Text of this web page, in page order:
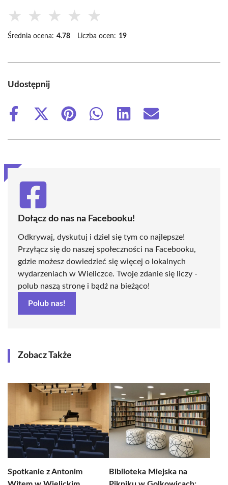
★ ★ ★ ★ ★
Średnia ocena: 4.78 Liczba ocen: 19
Udostępnij
Share
Share
(Twitter)
Share
Share
Share
Share
Dołącz do nas na Facebooku!
Odkrywaj, dyskutuj i dziel się tym co najlepsze!
Przyłącz się do naszej społeczności na Facebooku,
gdzie możesz dowiedzieć się więcej o lokalnych
wydarzeniach w Wieliczce. Twoje zdanie się liczy -
polub naszą stronę i bądź na bieżąco!
Polub nas!
Zobacz Także
Spotkanie z Antonim
Biblioteka Miejska na